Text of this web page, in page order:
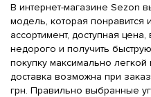
В интернет-магазине Sezon
модель, которая
ассортимент, доступная
недорого и получить
покупку максимально
доставка возможна при
грн. Правильно выбранные